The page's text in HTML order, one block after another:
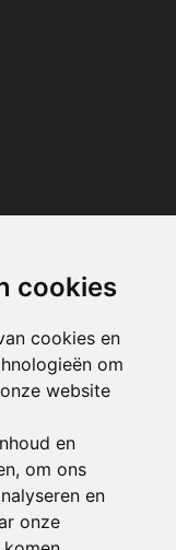
cookies
cookies en
om
website
en
om ons
en
onze